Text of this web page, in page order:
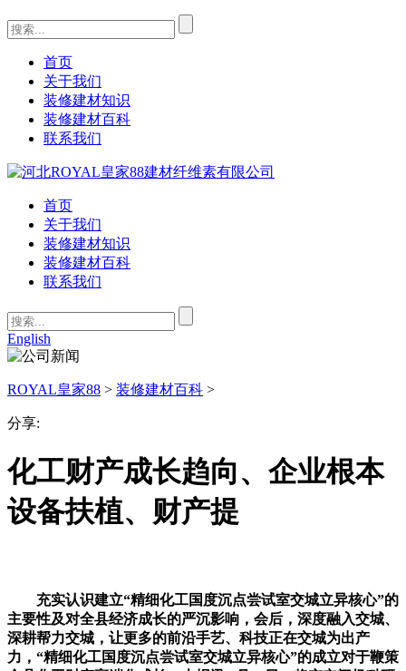
首页
关于我们
装修建材知识
装修建材百科
联系我们
首页
关于我们
装修建材知识
装修建材百科
联系我们
English
ROYAL皇家88 > 装修建材百科 >
分享:
化工财产成长趋向、企业根本
设备扶植、财产提
充实认识建立“精细化工国度沉点尝试室交城立异核心”的
主要性及对全县经济成长的严沉影响，会后，深度融入交城、
深耕帮力交城，让更多的前沿手艺、科技正在交城为出产
力，“精细化工国度沉点尝试室交城立异核心”的成立对于鞭策